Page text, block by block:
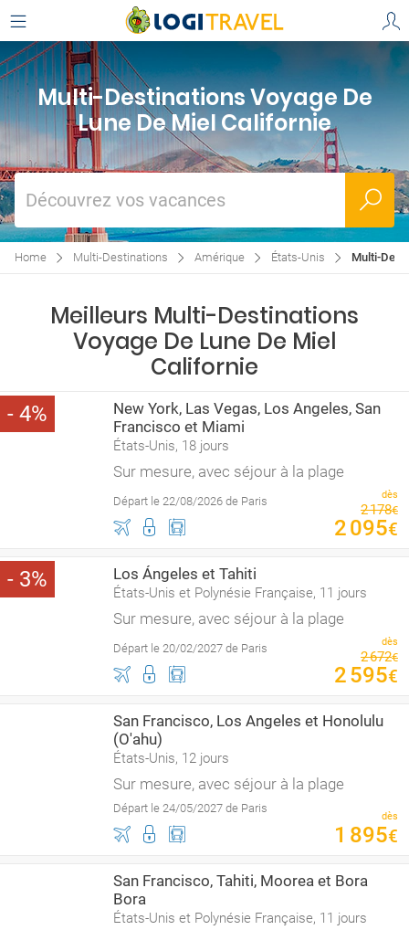
Multi-Destinations Voyage De
Lune De Miel Californie
Découvrez vos vacances
Home Multi-Destinations Amérique États-Unis Multi-
Meilleurs Multi-Destinations
Voyage De Lune De Miel
Californie
4
New York, Las Vegas, Los Angeles, San
Francisco et Miami
États-Unis, 18 jours
Sur mesure, avec séjour à la plage
Départ le 22/08/2026 de Paris dès
2178€
2095€
3 Los Ángeles et Tahiti
États-Unis et Polynésie Française, 11 jours
Sur mesure, avec séjour à la plage
Départ le 20/02/2027 de Paris dès
2672€
2595€
San Francisco, Los Angeles et Honolulu
(O'ahu)
États-Unis, 12 jours
Sur mesure, avec séjour à la plage
Départ le 24/05/2027 de Paris
dès
1 895€
San Francisco, Tahiti, Moorea et Bora
Bora
États-Unis et Polynésie Française, 11 jours